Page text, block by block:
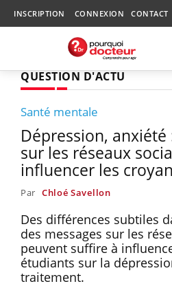
INSCRIPTION CONNEXION CONTACT
QUESTION D'ACTU
Santé mentale
Dépression, anxiété
sur les réseaux
influencer les
Par Chloé Savellon
Des différences subtiles
des messages sur les
peuvent suffire à
étudiants sur la
traitement.